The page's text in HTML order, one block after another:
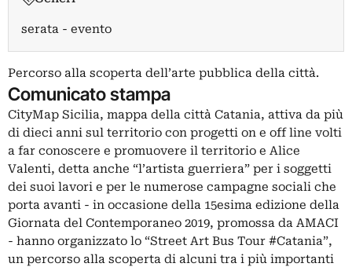
serata - evento
Percorso alla scoperta dell’arte pubblica della città.
Comunicato stampa
CityMap Sicilia, mappa della città Catania, attiva da più
di dieci anni sul territorio con progetti on e off line volti
a far conoscere e promuovere il territorio e Alice
Valenti, detta anche “l’artista guerriera” per i soggetti
dei suoi lavori e per le numerose campagne sociali che
porta avanti - in occasione della 15esima edizione della
Giornata del Contemporaneo 2019, promossa da AMACI
- hanno organizzato lo “Street Art Bus Tour #Catania”,
un percorso alla scoperta di alcuni tra i più importanti